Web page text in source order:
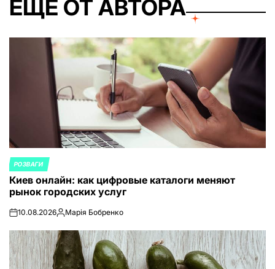
ЕЩЕ ОТ АВТОРА
ОПУБЛИКОВАНО
В
РОЗВАГИ
Киев онлайн: как цифровые каталоги меняют
рынок городских услуг
on10.08.2026Запись
Марія Бобренко